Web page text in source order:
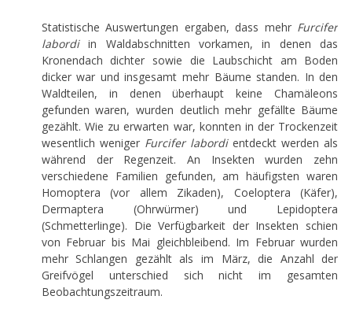
Statistische Auswertungen ergaben, dass mehr Furcifer
labordiin Waldabschnitten vorkamen, in denen das
Kronendach dichter sowie die Laubschicht am Boden
dicker war und insgesamt mehr Bäume standen. In den
Waldteilen, in denen überhaupt keine Chamäleons
gefunden waren, wurden deutlich mehr gefällte Bäume
gezählt. Wie zu erwarten war, konnten in der Trockenzeit
wesentlich weniger Furcifer labordientdeckt werden als
während der Regenzeit. An Insekten wurden zehn
verschiedene Familien gefunden, am häufigsten waren
Homoptera (vor allem Zikaden), Coeloptera (Käfer),
Dermaptera (Ohrwürmer) und Lepidoptera
(Schmetterlinge). Die Verfügbarkeit der Insekten schien
von Februar bis Mai gleichbleibend. Im Februar wurden
mehr Schlangen gezählt als im März, die Anzahl der
Greifvögel unterschied sich nicht im gesamten
Beobachtungszeitraum.